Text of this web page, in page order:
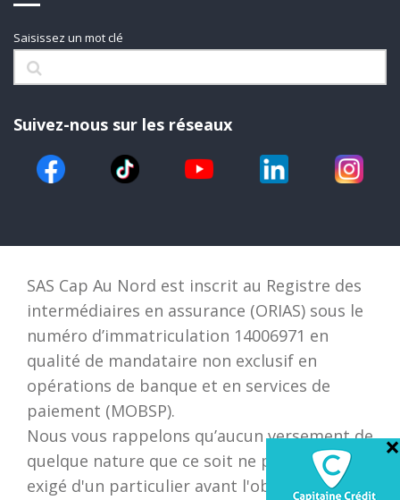
Saisissez un mot clé
Suivez-nous sur les réseaux
SAS Cap Au Nord est inscrit au Registre des
intermédiaires en assurance (ORIAS) sous le
numéro d’immatriculation 14006971 en
qualité de mandataire non exclusif en
opérations de banque et en services de
paiement (MOBSP).
Nous vous rappelons qu’aucun versement de
quelque nature que ce soit ne peut être
exigé d'un particulier avant l'obtention d'un
×